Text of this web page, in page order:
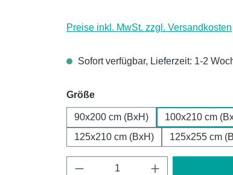
Preise inkl. MwSt. zzgl. Versandkosten
Sofort verfügbar, Lieferzeit: 1-2
Größeauswählen
90x200 cm (BxH) 100x210 cm
125x210 cm (BxH)
125x255 cm
Produkt Anzahl: Gib